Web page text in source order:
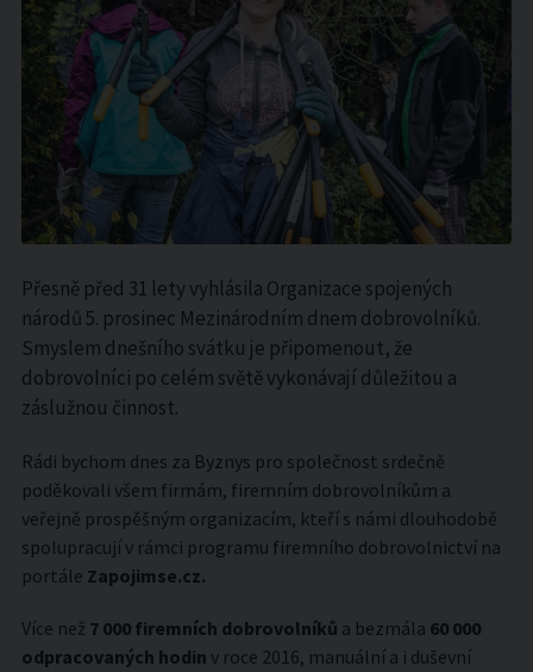
Přesně před 31 lety vyhlásila Organizace spojených
národů 5. prosinec Mezinárodním dnem dobrovolníků.
Smyslem dnešního svátku je připomenout, že
dobrovolníci po celém světě vykonávají důležitou a
záslužnou činnost.
Rádi bychom dnes za Byznys pro společnost srdečně
poděkovali všem firmám, firemním dobrovolníkům a
veřejně prospěšným organizacím, kteří s námi dlouhodobě
spolupracují v rámci programu firemního dobrovolnictví na
portále Zapojimse.cz.
Více než 7 000 firemních dobrovolníků a bezmála 60 000
odpracovaných hodin v roce 2016, manuální a i duševní